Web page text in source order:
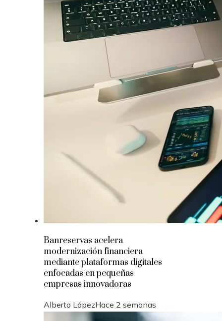
Banreservas acelera
modernización financiera
mediante plataformas digitales
enfocadas en pequeñas
empresas innovadoras
Alberto LópezHace 2 semanas